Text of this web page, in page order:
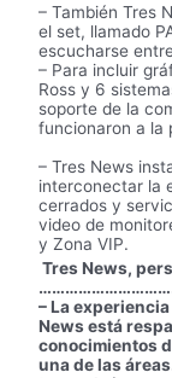
– También Tres
el set, llamado
escucharse
– Para incluir
Ross y 6
soporte de la
funcionaron a la
– Tres News
interconectar la
cerrados y
video de
y Zona VIP.
Tres News,
– La
News está
conocimientos
una de las